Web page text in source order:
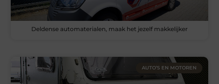
Deldense automaterialen, maak het jezelf makkelijker
AUTO’S EN MOTOREN